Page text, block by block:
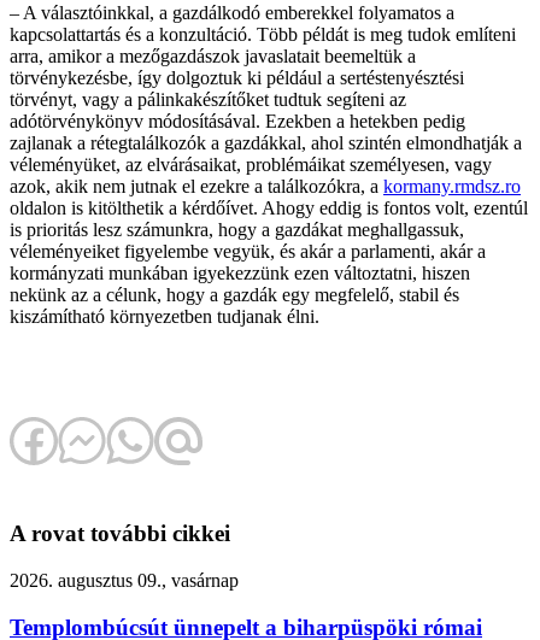
– A választóinkkal, a gazdálkodó emberekkel folyamatos a
kapcsolattartás és a konzultáció. Több példát is meg tudok említeni
arra, amikor a mezőgazdászok javaslatait beemeltük a
törvénykezésbe, így dolgoztuk ki például a sertéstenyésztési
törvényt, vagy a pálinkakészítőket tudtuk segíteni az
adótörvénykönyv módosításával. Ezekben a hetekben pedig
zajlanak a rétegtalálkozók a gazdákkal, ahol szintén elmondhatják a
véleményüket, az elvárásaikat, problémáikat személyesen, vagy
azok, akik nem jutnak el ezekre a találkozókra, a kormany.rmdsz.ro
oldalon is kitölthetik a kérdőívet. Ahogy eddig is fontos volt, ezentúl
is prioritás lesz számunkra, hogy a gazdákat meghallgassuk,
véleményeiket figyelembe vegyük, és akár a parlamenti, akár a
kormányzati munkában igyekezzünk ezen változtatni, hiszen
nekünk az a célunk, hogy a gazdák egy megfelelő, stabil és
kiszámítható környezetben tudjanak élni.
A rovat további cikkei
2026. augusztus 09., vasárnap
Templombúcsút ünnepelt a biharpüspöki római